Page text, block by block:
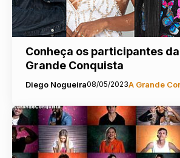
Conheça os participantes
Grande Conquista
Diego Nogueira08/05/2023A Grande